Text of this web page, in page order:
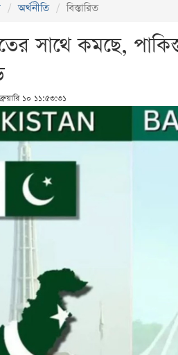
অর্থনীতি বিস্তারিত
সাথে কমছে,
১০ ১১:৫৩:৩১